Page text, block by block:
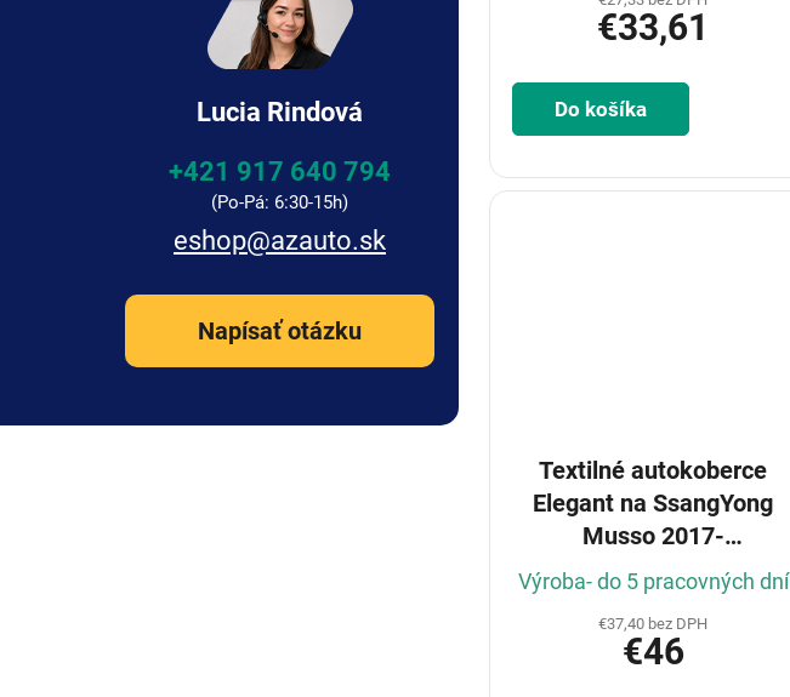
Lucia Rindová
+421 917 640 794
eshop@azauto.sk
Napísať otázku
€33,61
Do košíka
Textilné autokoberce
Elegant na SsangYong
Musso 2017-
(Konfigurátor)
Výroba- do 5 pracovných dní
€37,40 bez DPH
€46